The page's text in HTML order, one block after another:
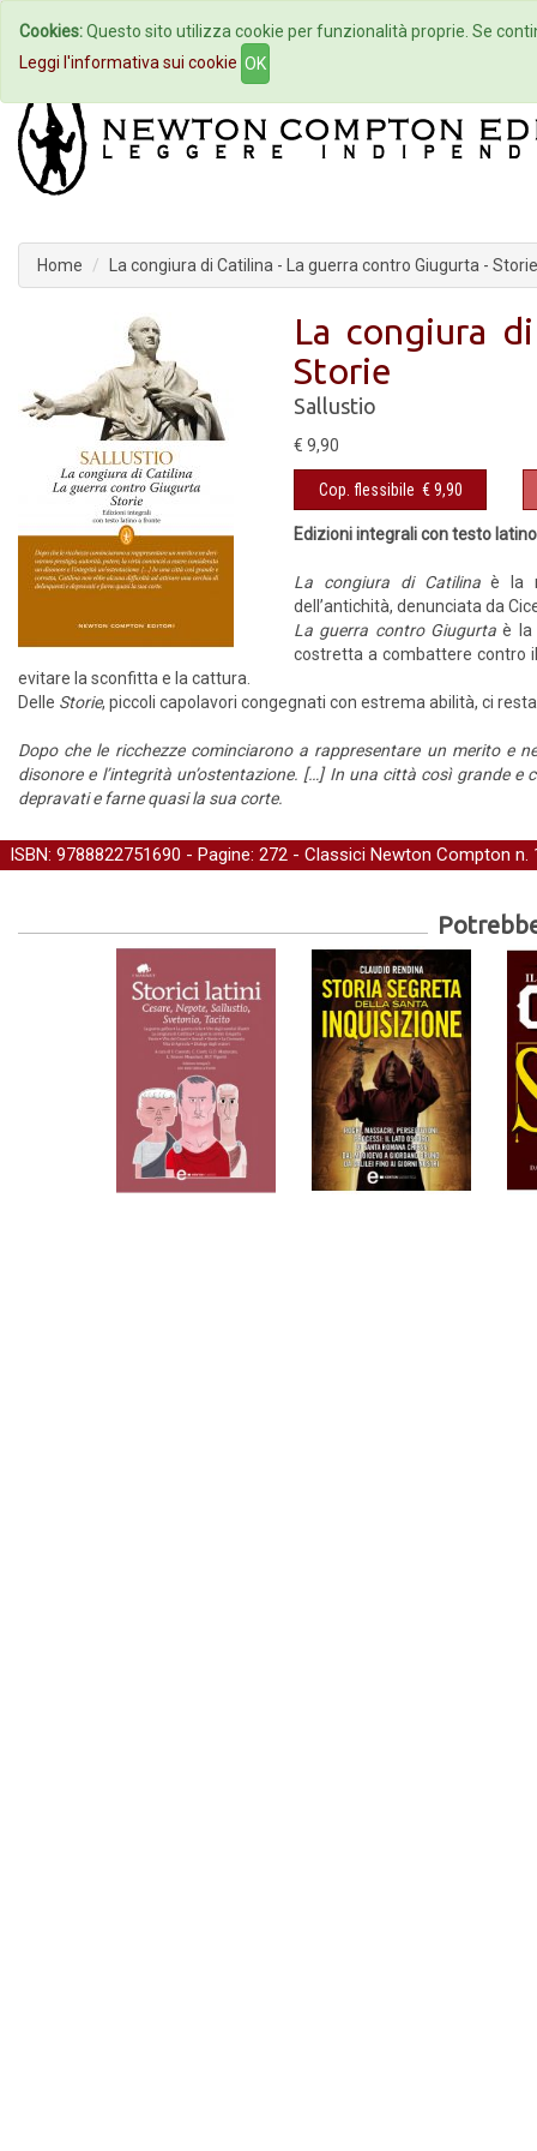
Home Autori Eventi
Home La congiura di Catilina - La guerra contro Giugurta - Storie
La congiura
Storie
Sallustio
€ 9,90
Cop. flessibile € 9,90
Edizioni integrali con testo
La congiura di Catilinaè la
dell’antichità, denunciata da
La guerra contro Giugurta è la
costretta a combattere contro
evitare la sconfitta e la cattura.
Delle Storie, piccoli capolavori congegnati con estrema abilità, ci
Dopo che le ricchezze cominciarono a rappresentare un merito e
disonore e l’integrità un’ostentazione. […] In una città così grande
depravati e farne quasi la sua corte.
ISBN: 9788822751690 - Pagine: 272 - Classici Newton Compton n.
Cookies:Questo sito utilizza cookie per funzionalità proprie. Se
Leggi l'informativa sui cookie OK